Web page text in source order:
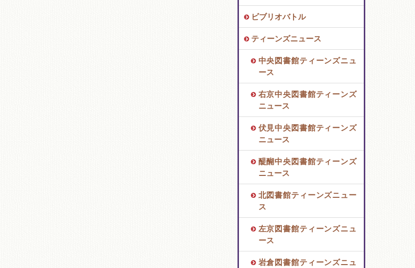
こどもみらい館子育て図
コミュニティプラザ深草
図書館
ビブリオバトル
ティーンズニュース
中央図書館ティーンズニュ
ース
右京中央図書館ティーンズ
ニュース
伏見中央図書館ティーンズ
ニュース
醍醐中央図書館ティーンズ
ニュース
北図書館ティーンズニュー
ス
左京図書館ティーンズニュ
ース
岩倉図書館ティーンズニュ